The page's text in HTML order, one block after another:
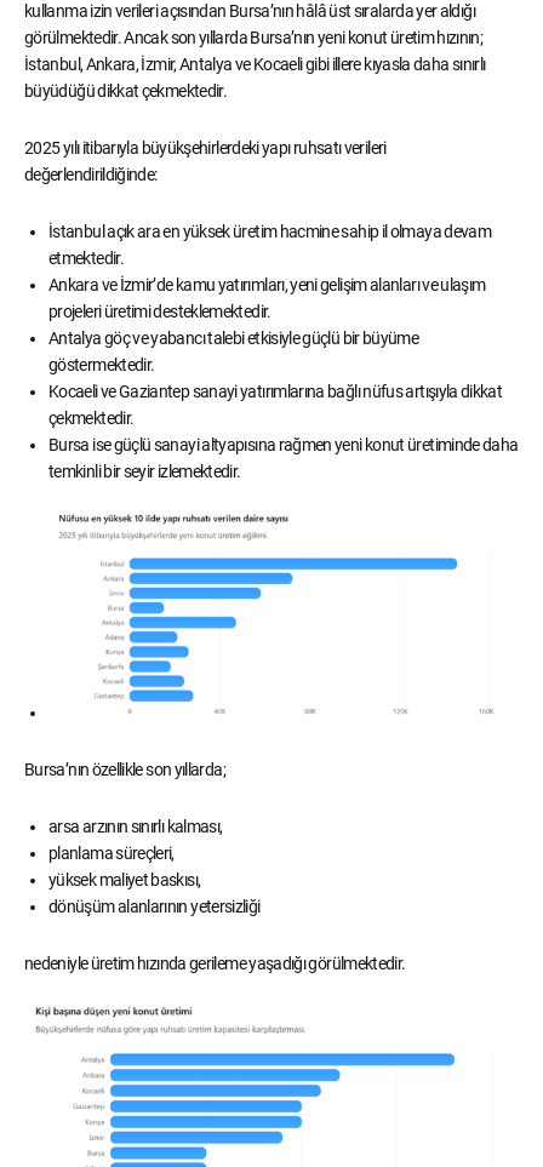
kullanma izin verileri açısından Bursa’nın hâlâ üst sıralarda yer aldığı
görülmektedir. Ancak son yıllarda Bursa’nın yeni konut üretim hızının;
İstanbul, Ankara, İzmir, Antalya ve Kocaeli gibi illere kıyasla daha sınırlı
büyüdüğü dikkat çekmektedir.
2025 yılı itibarıyla büyükşehirlerdeki yapı ruhsatı verileri
değerlendirildiğinde:
İstanbul açık ara en yüksek üretim hacmine sahip il olmaya devam
etmektedir.
Ankara ve İzmir’de kamu yatırımları, yeni gelişim alanları ve ulaşım
projeleri üretimi desteklemektedir.
Antalya göç ve yabancı talebi etkisiyle güçlü bir büyüme
göstermektedir.
Kocaeli ve Gaziantep sanayi yatırımlarına bağlı nüfus artışıyla dikkat
çekmektedir.
Bursa ise güçlü sanayi altyapısına rağmen yeni konut üretiminde daha
temkinli bir seyir izlemektedir.
Bursa’nın özellikle son yıllarda;
arsa arzının sınırlı kalması,
planlama süreçleri,
yüksek maliyet baskısı,
dönüşüm alanlarının yetersizliği
nedeniyle üretim hızında gerileme yaşadığı görülmektedir.